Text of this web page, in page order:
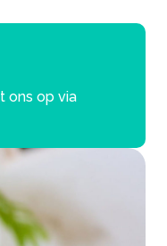
ons op via